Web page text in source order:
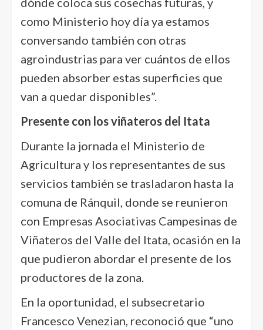
como Ministerio hoy día ya estamos
conversando también con otras
agroindustrias para ver cuántos de ellos
pueden absorber estas superficies que
van a quedar disponibles”.
Presente con los viñateros del Itata
Durante la jornada el Ministerio de
Agricultura y los representantes de sus
servicios también se trasladaron hasta la
comuna de Ránquil, donde se reunieron
con Empresas Asociativas Campesinas de
Viñateros del Valle del Itata, ocasión en la
que pudieron abordar el presente de los
productores de la zona.
En la oportunidad, el subsecretario
Francesco Venezian, reconoció que “uno